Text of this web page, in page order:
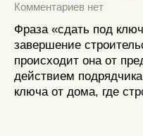
Комментариев нет
Фраза «сдать под
завершение
происходит она от
действием
ключа от дома, где